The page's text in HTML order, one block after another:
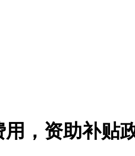
，资助补贴